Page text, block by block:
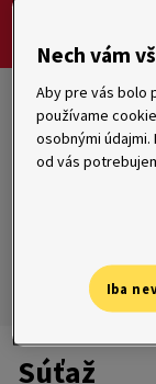
Úvod
Rady, tipy,
Zo života do
Pravidlá súťaží
Ombudsman
Súťaž
Nech vám
Aby pre vás bolo
používame
osobnými
od vás
Iba